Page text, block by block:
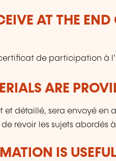
AT THE
de participation à
ARE
et détaillé, sera envoyé en
revoir les sujets abordés à
IS